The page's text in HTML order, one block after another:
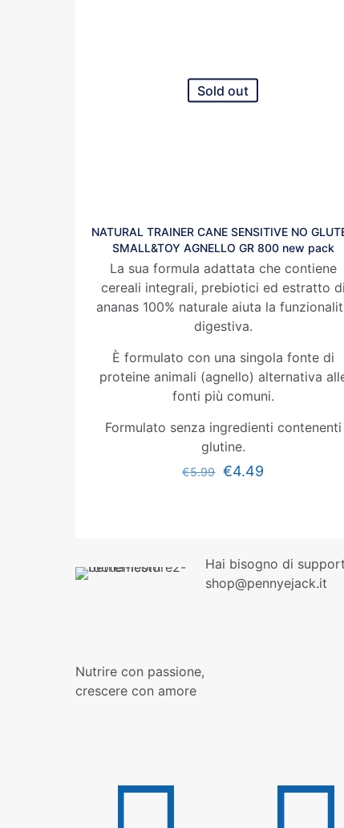
Sold out
NATURAL TRAINER CANE SENSITIVE NO
SMALL&TOY AGNELLO GR 800 new pack
La sua formula adattata che contiene
cereali integrali, prebiotici ed estratto di
ananas 100% naturale aiuta la
digestiva.
È formulato con una singola fonte di
proteine animali (agnello) alternativa
fonti più comuni.
Formulato senza ingredienti contenenti
glutine.
€5.99 €4.49
Hai bisogno di
shop@pennyejack.it
Nutrire con passione,
crescere con amore